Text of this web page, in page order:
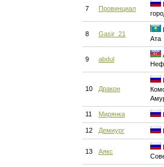
7 Провинциал
8 Gasir_21
Ата
9 abdul
10 Дракон
11 Мирянка
12 Демиург
13 Аякс